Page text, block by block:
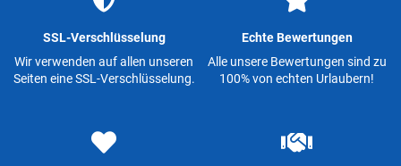
SSL-Verschlüsselung
Wir verwenden auf allen unseren
Seiten eine SSL-Verschlüsselung.
Echte Bewertungen
Alle unsere Bewertungen sind zu
100% von echten Urlaubern!